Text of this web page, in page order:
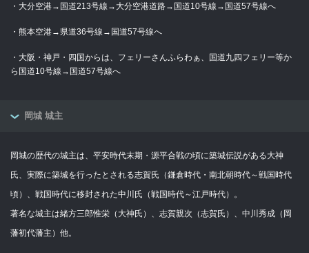
・大分空港→国道213号線→大分空港道路→国道10号線→国道57号線へ
・熊本空港→県道36号線→国道57号線へ
・大阪・神戸・四国からは、フェリーさんふらわぁ、国道九四フェリー等か
ら国道10号線→国道57号線へ
岡城 城主
岡城の歴代の城主は、平安時代末期・源平合戦の頃に築城伝説がある大神
氏、実際に築城を行ったとされる志賀氏（鎌倉時代・南北朝時代～戦国時代
頃）、戦国時代に移封された中川氏（戦国時代～江戸時代）。
著名な城主は緒方三郎惟栄（大神氏）、志賀親次（志賀氏）、中川秀成（岡
藩初代藩主）他。